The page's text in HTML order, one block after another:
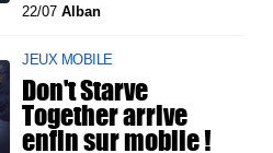
22/07Alban
JEUX MOBILE
Don't Starve
Together arrive
enfin sur mobile !